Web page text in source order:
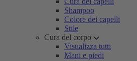
Shampoo
Colore dei capelli
Stile
Cura del corpo
Visualizza tutti
Mani e piedi